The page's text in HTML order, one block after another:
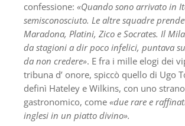
confessione: «Quando sono arrivato in
semisconosciuto. Le altre squadre
Maradona, Platini, Zico e Socrates. Il
da stagioni a dir poco infelici, puntava
da non credere». E fra i mille elogi dei
tribuna d’ onore, spiccò quello di Ugo
definì Hateley e Wilkins, con uno
gastronomico, come «due rare e
inglesi in un piatto divino».